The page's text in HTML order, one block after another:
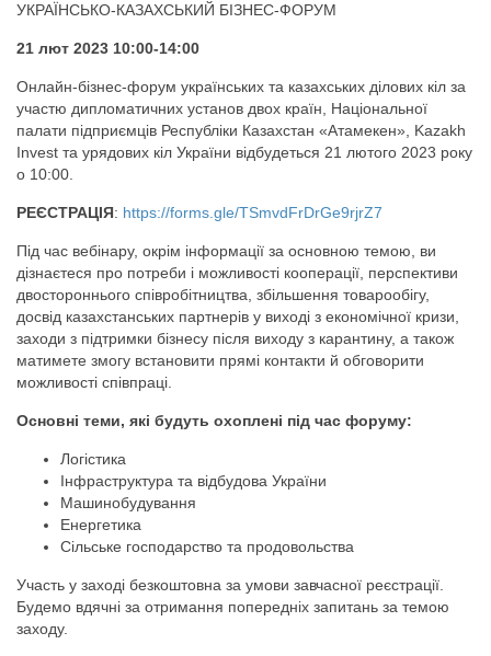
УКРАЇНСЬКО-КАЗАХСЬКИЙ БІЗНЕС-ФОРУМ
21 лют 2023 10:00-14:00
Онлайн-бізнес-форум українських та казахських ділових кіл за
участю дипломатичних установ двох країн, Національної
палати підприємців Республіки Казахстан «Атамекен», Kazakh
Invest та урядових кіл України відбудеться 21 лютого 2023 року
о 10:00.
РЕЄСТРАЦІЯ: https://forms.gle/TSmvdFrDrGe9rjrZ7
Під час вебінару, окрім інформації за основною темою, ви
дізнаєтеся про потреби і можливості кооперації, перспективи
двостороннього співробітництва, збільшення товарообігу,
досвід казахстанських партнерів у виході з економічної кризи,
заходи з підтримки бізнесу після виходу з карантину, а також
матимете змогу встановити прямі контакти й обговорити
можливості співпраці.
Основні теми, які будуть охоплені під час форуму:
Логістика
Інфраструктура та відбудова України
Машинобудування
Енергетика
Сільське господарство та продовольства
Участь у заході безкоштовна за умови завчасної реєстрації.
Будемо вдячні за отримання попередніх запитань за темою
заходу.